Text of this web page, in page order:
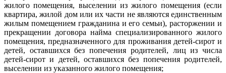
жилого помещения, выселении из жилого помещения (если
квартира, жилой дом или их части не являются единственным
жилым помещением гражданина и его семьи), расторжении и
прекращении договора найма специализированного жилого
помещения, предназначенного для проживания детей-сирот и
детей, оставшихся без попечения родителей, лиц из числа
детей-сирот и детей, оставшихся без попечения родителей,
выселении из указанного жилого помещения;